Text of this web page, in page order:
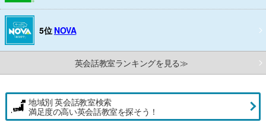
5位 NOVA
英会話教室ランキングを見る≫
地域別 英会話教室検索
満足度の高い英会話教室を探そう！